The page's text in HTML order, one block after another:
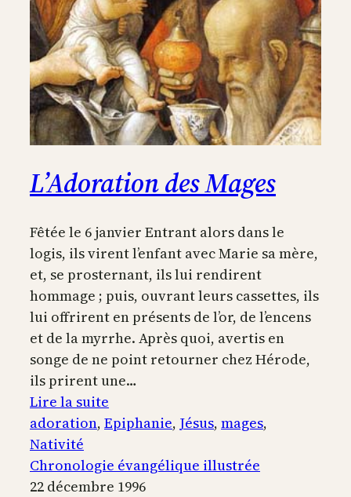
L’Adoration des Mages
Fêtée le 6 janvier Entrant alors dans le
logis, ils virent l’enfant avec Marie sa mère,
et, se prosternant, ils lui rendirent
hommage ; puis, ouvrant leurs cassettes, ils
lui offrirent en présents de l’or, de l’encens
et de la myrrhe. Après quoi, avertis en
songe de ne point retourner chez Hérode,
ils prirent une…
Lire la suite
L’Adoration
Mages
adoration, Epiphanie, Jésus, mages
Nativité
Chronologie évangélique illustrée
22 décembre 1996